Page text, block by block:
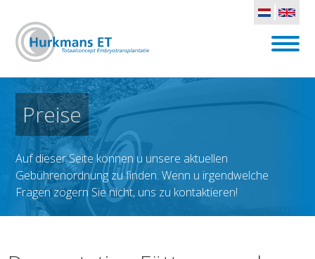
Preise
Auf dieser Seite können u unsere aktuellen
Gebührenordnung zu finden. Wenn u irgendwelche
Fragen zögern Sie nicht, uns zu kontaktieren!